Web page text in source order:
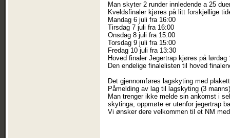
Man skyter 2 runder innledende a 25
Kveldsfinaler kjøres på litt forskjellige
Mandag 6 juli fra 16:00
Tirsdag 7 juli fra 16:00
Onsdag 8 juli fra 15:00
Torsdag 9 juli fra 15:00
Fredag 10 juli fra 13:30
Hoved finaler Jegertrap kjøres på
Den endelige finalelisten til hoved
Det gjennomføres lagskyting med
Påmelding av lag til lagskyting (3
Man trenger ikke melde sin ankomst i
skytinga, oppmøte er utenfor jegertrap
Vi ønsker dere velkommen til et NM